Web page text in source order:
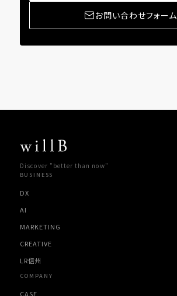
お問い合わせフォーム
Discover "better than now"
BUSINESS
DX
AI
MARKETING
CREATIVE
LR信州
COMPANY
CASE